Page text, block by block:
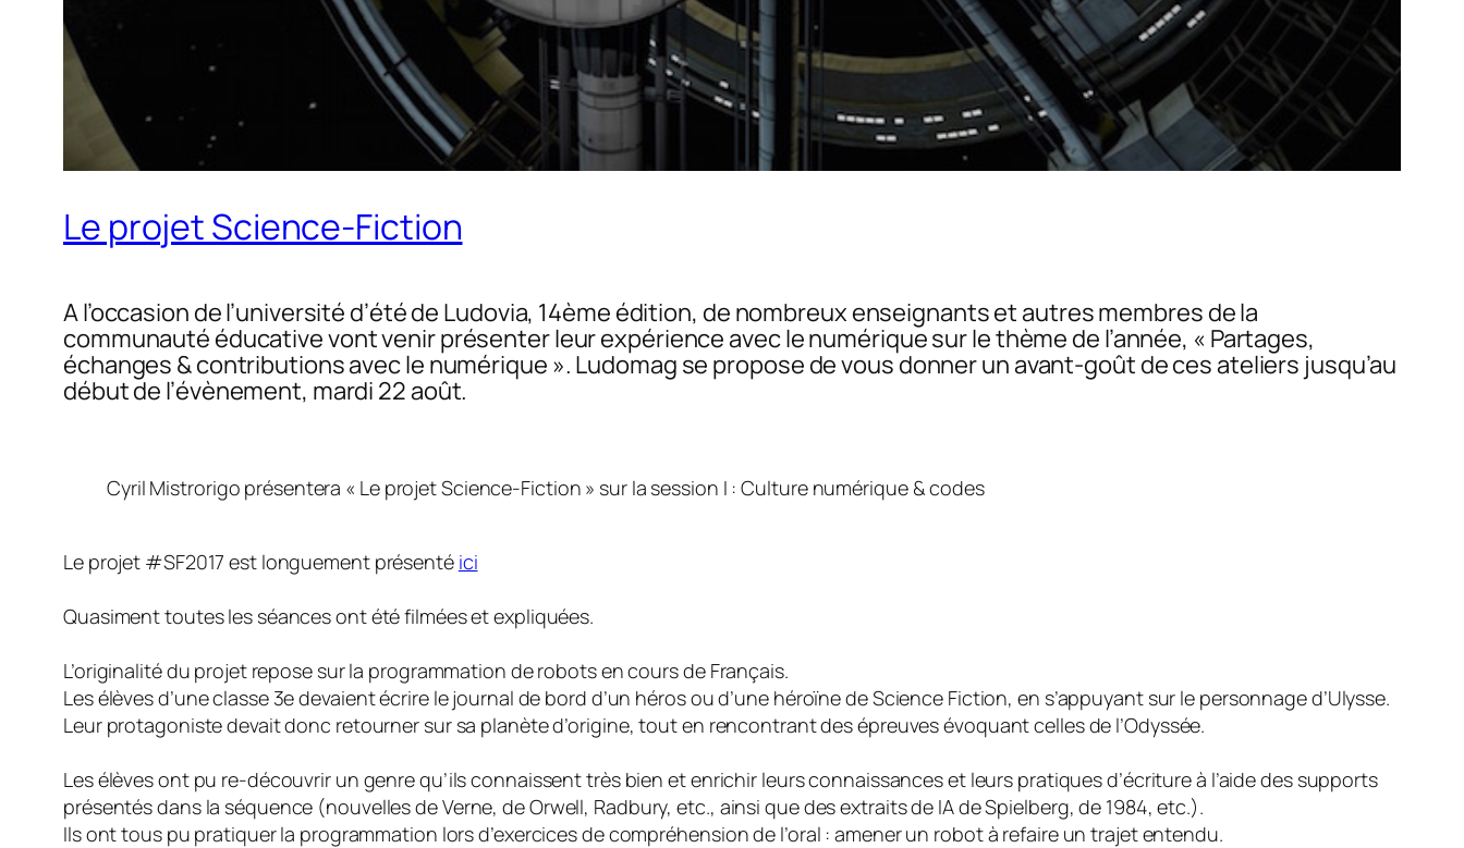
Le projet Science-Fiction
A l’occasion de l’université d’été de Ludovia, 14ème édition, de nombreux enseignants et autres membres de la
communauté éducative vont venir présenter leur expérience avec le numérique sur le thème de l’année, « Partages,
échanges & contributions avec le numérique ». Ludomag se propose de vous donner un avant-goût de ces ateliers jusqu’au
début de l’évènement, mardi 22 août.
Cyril Mistrorigo présentera « Le projet Science-Fiction » sur la session I : Culture numérique & codes
Le projet #SF2017 est longuement présenté ici
Quasiment toutes les séances ont été filmées et expliquées.
L’originalité du projet repose sur la programmation de robots en cours de Français.
Les élèves d’une classe 3e devaient écrire le journal de bord d’un héros ou d’une héroïne de Science Fiction, en s’appuyant sur le personnage d’Ulysse.
Leur protagoniste devait donc retourner sur sa planète d’origine, tout en rencontrant des épreuves évoquant celles de l’Odyssée.
Les élèves ont pu re-découvrir un genre qu’ils connaissent très bien et enrichir leurs connaissances et leurs pratiques d’écriture à l’aide des supports
présentés dans la séquence (nouvelles de Verne, de Orwell, Radbury, etc., ainsi que des extraits de IA de Spielberg, de 1984, etc.).
Ils ont tous pu pratiquer la programmation lors d’exercices de compréhension de l’oral : amener un robot à refaire un trajet entendu.